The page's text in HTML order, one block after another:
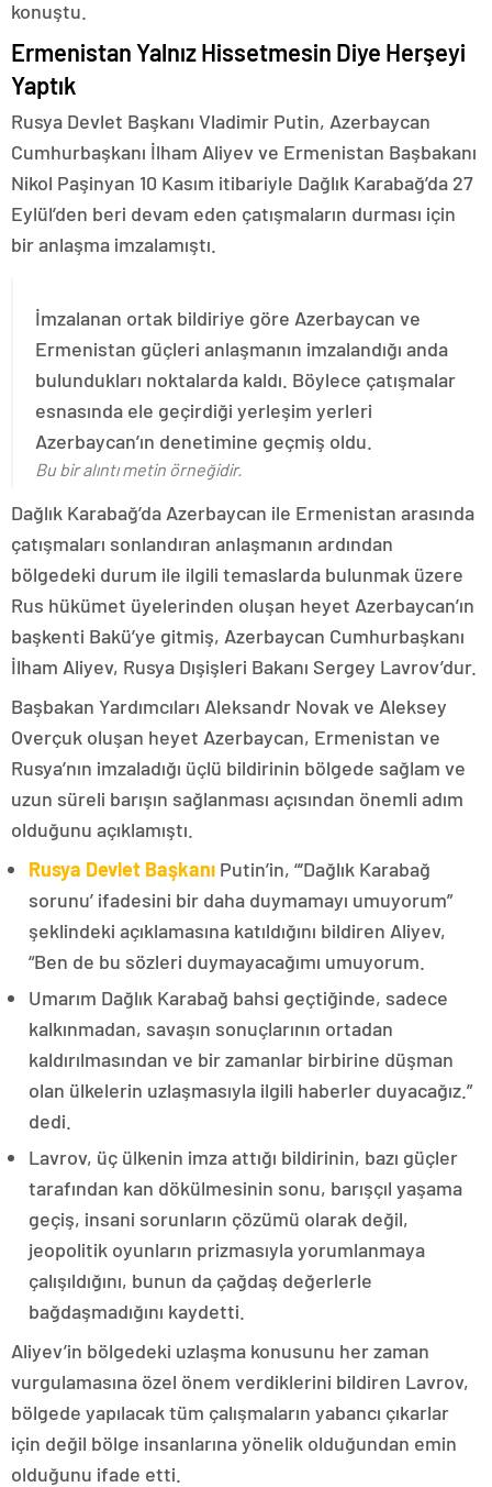
konuştu.
Ermenistan Yalnız Hissetmesin Diye Herşeyi
Yaptık
Rusya Devlet Başkanı Vladimir Putin, Azerbaycan
Cumhurbaşkanı İlham Aliyev ve Ermenistan Başbakanı
Nikol Paşinyan 10 Kasım itibariyle Dağlık Karabağ’da 27
Eylül’den beri devam eden çatışmaların durması için
bir anlaşma imzalamıştı.
İmzalanan ortak bildiriye göre Azerbaycan ve
Ermenistan güçleri anlaşmanın imzalandığı anda
bulundukları noktalarda kaldı. Böylece çatışmalar
esnasında ele geçirdiği yerleşim yerleri
Azerbaycan’ın denetimine geçmiş oldu.
Bu bir alıntı metin örneğidir.
Dağlık Karabağ’da Azerbaycan ile Ermenistan arasında
çatışmaları sonlandıran anlaşmanın ardından
bölgedeki durum ile ilgili temaslarda bulunmak üzere
Rus hükümet üyelerinden oluşan heyet Azerbaycan’ın
başkenti Bakü’ye gitmiş, Azerbaycan Cumhurbaşkanı
İlham Aliyev, Rusya Dışişleri Bakanı Sergey Lavrov’dur.
Başbakan Yardımcıları Aleksandr Novak ve Aleksey
Overçuk oluşan heyet Azerbaycan, Ermenistan ve
Rusya’nın imzaladığı üçlü bildirinin bölgede sağlam ve
uzun süreli barışın sağlanması açısından önemli adım
olduğunu açıklamıştı.
Rusya Devlet Başkanı Putin’in, “‘Dağlık Karabağ
sorunu’ ifadesini bir daha duymamayı umuyorum”
şeklindeki açıklamasına katıldığını bildiren Aliyev,
“Ben de bu sözleri duymayacağımı umuyorum.
Umarım Dağlık Karabağ bahsi geçtiğinde, sadece
kalkınmadan, savaşın sonuçlarının ortadan
kaldırılmasından ve bir zamanlar birbirine düşman
olan ülkelerin uzlaşmasıyla ilgili haberler duyacağız.”
dedi.
Lavrov, üç ülkenin imza attığı bildirinin, bazı güçler
tarafından kan dökülmesinin sonu, barışçıl yaşama
geçiş, insani sorunların çözümü olarak değil,
jeopolitik oyunların prizmasıyla yorumlanmaya
çalışıldığını, bunun da çağdaş değerlerle
bağdaşmadığını kaydetti.
Aliyev’in bölgedeki uzlaşma konusunu her zaman
vurgulamasına özel önem verdiklerini bildiren Lavrov,
bölgede yapılacak tüm çalışmaların yabancı çıkarlar
için değil bölge insanlarına yönelik olduğundan emin
olduğunu ifade etti.